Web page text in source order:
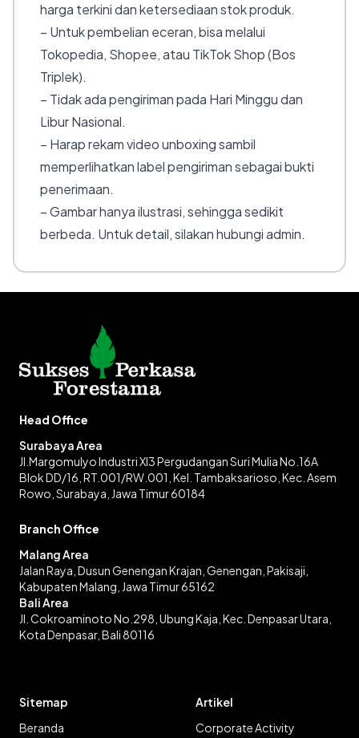
harga terkini dan ketersediaan stok produk.
– Untuk pembelian eceran, bisa melalui
Tokopedia, Shopee, atau TikTok Shop (Bos
Triplek).
– Tidak ada pengiriman pada Hari Minggu dan
Libur Nasional.
– Harap rekam video unboxing sambil
memperlihatkan label pengiriman sebagai bukti
penerimaan.
– Gambar hanya ilustrasi, sehingga sedikit
berbeda. Untuk detail, silakan hubungi admin.
Head Office
Surabaya Area
Jl.Margomulyo Industri XI3 Pergudangan Suri Mulia No.16A
Blok DD/16, RT.001/RW.001, Kel. Tambaksarioso, Kec. Asem
Rowo, Surabaya, Jawa Timur 60184
Branch Office
Malang Area
Jalan Raya, Dusun Genengan Krajan, Genengan, Pakisaji,
Kabupaten Malang, Jawa Timur 65162
Bali Area
Jl. Cokroaminoto No.298, Ubung Kaja, Kec. Denpasar Utara,
Kota Denpasar, Bali 80116
Sitemap
Beranda
Artikel
Corporate Activity